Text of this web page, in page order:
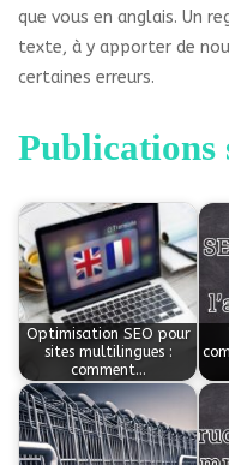
que vous en anglais. Un
texte, à y apporter de
certaines erreurs.
Publications
Optimisation SEO pour
sites multilingues :
comment…